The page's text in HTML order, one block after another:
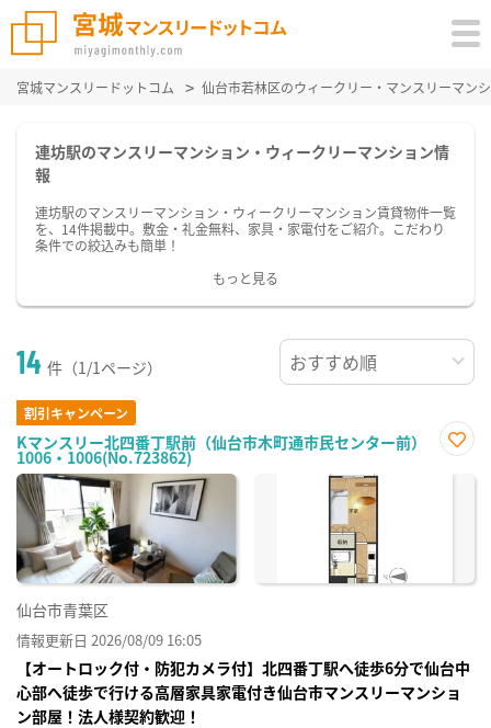
宮城マンスリードットコム 仙台市若林区のウィークリー・マンスリーマン
連坊駅のマンスリーマンション・ウィークリーマンション情
報
連坊駅のマンスリーマンション・ウィークリーマンション賃貸物件一覧
を、14件掲載中。敷金・礼金無料、家具・家電付をご紹介。こだわり
条件での絞込みも簡単！
もっと見る
14 件（1/1ページ）
割引キャンペーン
Kマンスリー北四番丁駅前（仙台市木町通市民センター前）
1006・1006(No.723862)
に入
仙台市青葉区
情報更新日 2026/08/09 16:05
【オートロック付・防犯カメラ付】北四番丁駅へ徒歩6分で仙台中
心部へ徒歩で行ける高層家具家電付き仙台市マンスリーマンショ
ン部屋！法人様契約歓迎！